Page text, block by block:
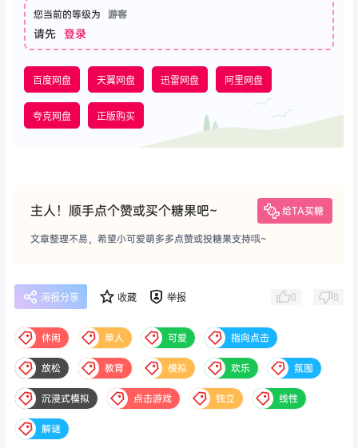
您当前的等级为 游客
请先 登录
百度网盘 天翼网盘 迅雷网盘 阿里网盘
夸克网盘 正版购买
主人！顺手点个赞或买个糖果吧~ 给TA买糖
文章整理不易，希望小可爱萌多多点赞或投糖果支持哦~
海报分享 收藏 举报 0 0
休闲 单人 可爱 指向点击
放松 教育 模拟 欢乐 氛围
沉浸式模拟 点击游戏 独立 线性
解谜